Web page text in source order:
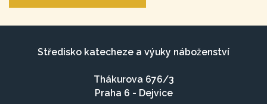
Středisko katecheze a výuky náboženství
Thákurova 676/3
Praha 6 - Dejvice